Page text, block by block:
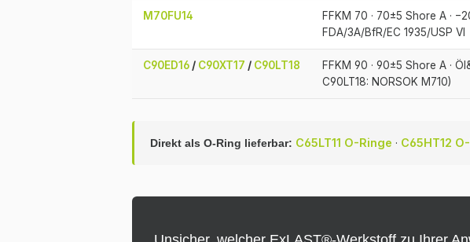
M70FU14
FFKM 70 · 70±5 Shore A ·
FDA/3A/BfR/EC 1935/USP VI
C90ED16/ C90XT17 / C90LT18
FFKM 90 · 90±5 Shore A ·
C90LT18: NORSOK M710)
Direkt als O-Ring lieferbar: C65LT11 O-Ringe · C65HT12